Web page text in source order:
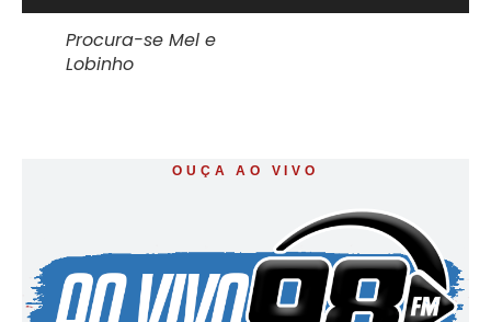
Procura-se Mel e
Lobinho
OUÇA AO VIVO